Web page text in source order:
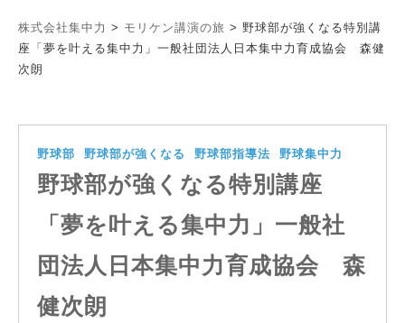
株式会社集中力 > モリケン講演の旅 > 野球部が強くなる特別講
座「夢を叶える集中力」一般社団法人日本集中力育成協会 森健
次朗
野球部 野球部が強くなる 野球部指導法 野球集中力
野球部が強くなる特別講座
「夢を叶える集中力」一般社
団法人日本集中力育成協会 森
健次朗